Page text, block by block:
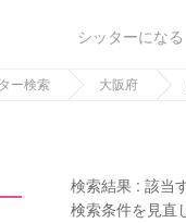
シッターになる
ー検索 大阪府
検索結果 :該当
検索条件を見直